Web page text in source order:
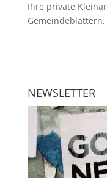
Ihre private
NEWSLETTER